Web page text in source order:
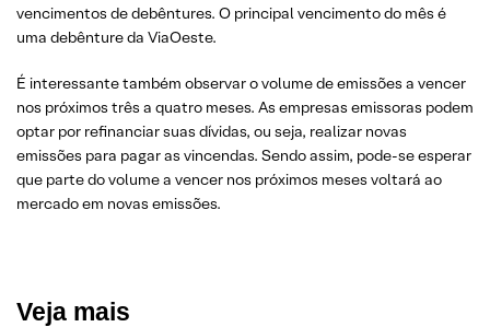
vencimentos de debêntures. O principal vencimento do mês é
uma debênture da ViaOeste.
É interessante também observar o volume de emissões a vencer
nos próximos três a quatro meses. As empresas emissoras podem
optar por refinanciar suas dívidas, ou seja, realizar novas
emissões para pagar as vincendas. Sendo assim, pode-se esperar
que parte do volume a vencer nos próximos meses voltará ao
mercado em novas emissões.
Veja mais